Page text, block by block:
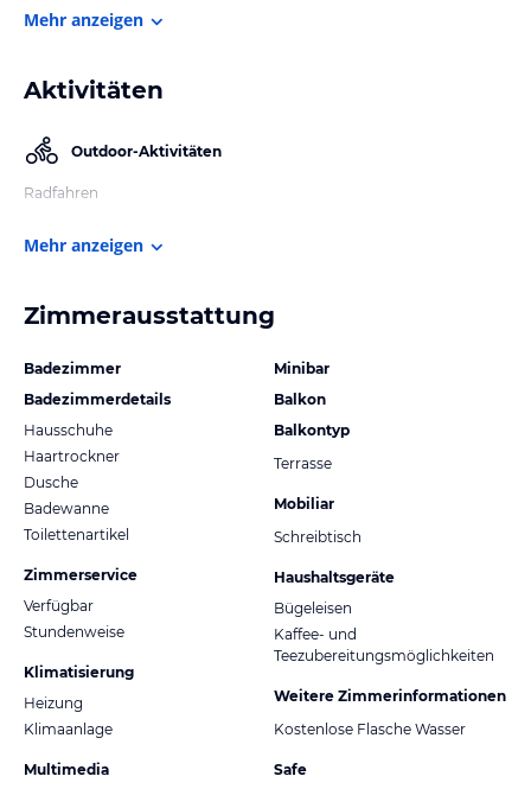
Mehr anzeigen
Aktivitäten
Outdoor-Aktivitäten
Radfahren
Mehr anzeigen
Zimmerausstattung
Badezimmer
Badezimmerdetails
Hausschuhe
Haartrockner
Dusche
Badewanne
Toilettenartikel
Zimmerservice
Verfügbar
Stundenweise
Klimatisierung
Heizung
Klimaanlage
Multimedia
Minibar
Balkon
Balkontyp
Terrasse
Mobiliar
Schreibtisch
Haushaltsgeräte
Bügeleisen
Kaffee- und
Teezubereitungsmöglichkeiten
Weitere Zimmerinformationen
Kostenlose Flasche Wasser
Safe